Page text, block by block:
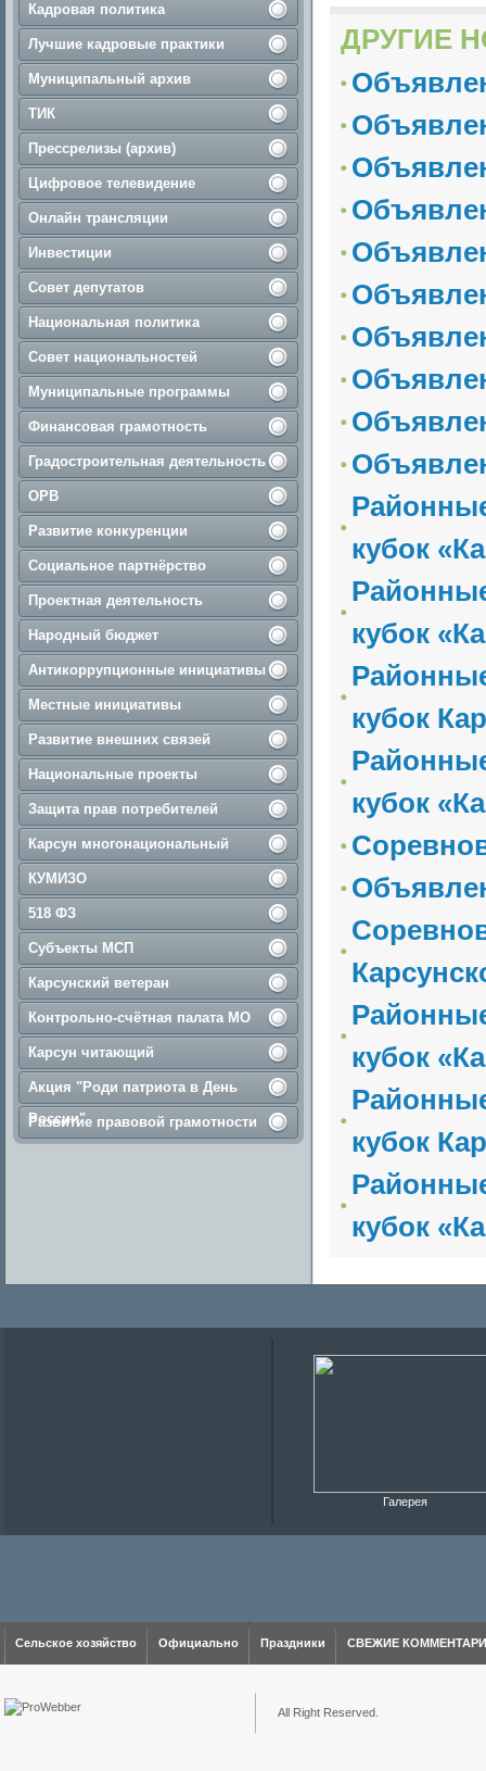
Кадровая политика
Лучшие кадровые практики
Муниципальный архив
ТИК
Прессрелизы (архив)
Цифровое телевидение
Онлайн трансляции
Инвестиции
Совет депутатов
Национальная политика
Совет национальностей
Муниципальные программы
Финансовая грамотность
Градостроительная деятельность
ОРВ
Развитие конкуренции
Социальное партнёрство
Проектная деятельность
Народный бюджет
Антикоррупционные инициативы
Местные инициативы
Развитие внешних связей
Национальные проекты
Защита прав потребителей
Карсун многонациональный
КУМИЗО
518 ФЗ
Субъекты МСП
Карсунский ветеран
Контрольно-счётная палата МО
Карсун читающий
Акция "Роди патриота в День
России"
Развитие правовой грамотности
ДРУГИЕ
кубок
кубок
кубок
кубок
кубок
кубок
кубок
Галерея
Сельское хозяйство Официально Праздники СВЕЖИЕ
All Right Reserved.